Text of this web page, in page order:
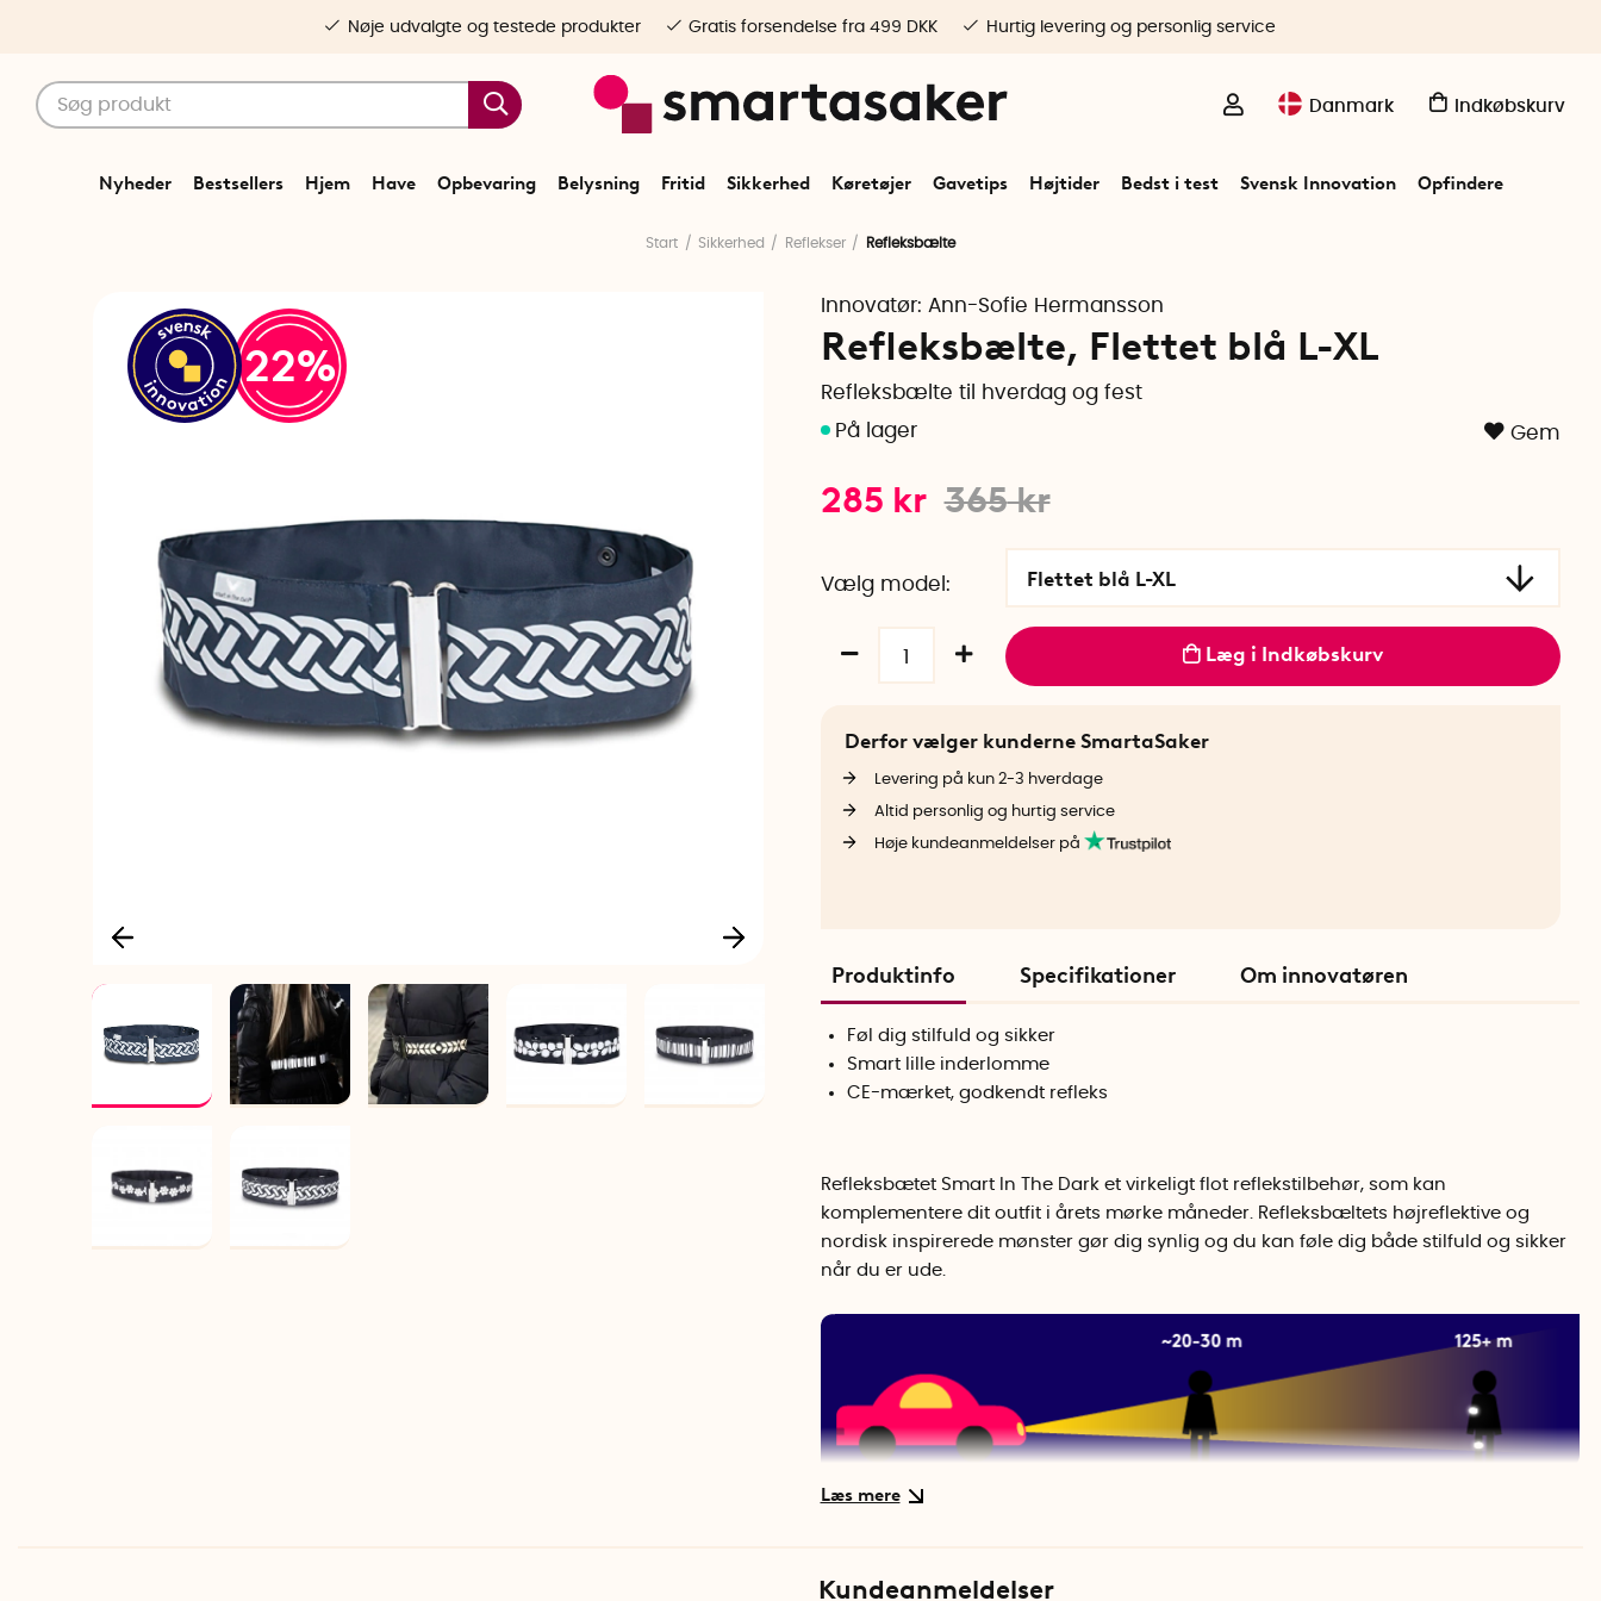
Danmark Indkøbskurv
Nyheder Bestsellers Hjem Have Opbevaring Belysning Fritid Sikkerhed Køretøjer Gavetips Højtider Bedst i test Svensk Innovation Opfindere
Nøje udvalgte og testede produkter Gratis forsendelse fra 499 DKK Hurtig levering og personlig service
Start Sikkerhed Reflekser Refleksbælte
22
Innovatør: Ann-Sofie Hermansson
Refleksbælte, Flettet blå L-XL
Refleksbælte til hverdag og fest
Gem
365kr
285 kr
Vælg model Flettet blå L-XL
Læg i Indkøbskurv
Derfor vælger kunderne SmartaSaker
Levering på kun 2-3 hverdage
Altid personlig og hurtig service
Høje kundeanmeldelser på
Produktinfo Specifikationer Om innovatøren
Føl dig stilfuld og sikker
Smart lille inderlomme
CE-mærket, godkendt refleks
Refleksbætet Smart In The Dark et virkeligt flot reflekstilbehør, som kan
komplementere dit outfit i årets mørke måneder. Refleksbæltets højreflektive og
nordisk inspirerede mønster gør dig synlig og du kan føle dig både stilfuld og sikker
når du er ude.
har endda en lille lomme hvor du kan opbevare kort, nøgler eller kontanter. Lomme
Kundeanmeldelser